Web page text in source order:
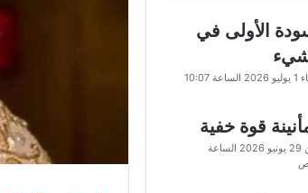
الأولى في
الأربعاء 1 يوليو 2026 الساعة 10:07
قوة خفية
الإثنين 29 يونيو 2026 الساعة